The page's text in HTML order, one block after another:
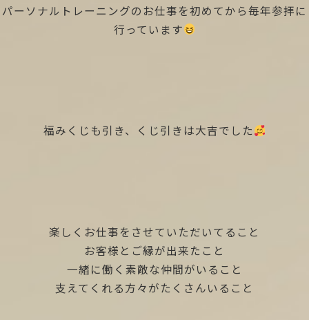
パーソナルトレーニングのお仕事を初めてから毎年参拝に
行っています
福みくじも引き、くじ引きは大吉でした
楽しくお仕事をさせていただいてること
お客様とご縁が出来たこと
一緒に働く素敵な仲間がいること
支えてくれる方々がたくさんいること